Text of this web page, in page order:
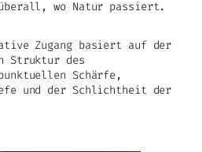
wo Natur passiert.
Zugang basiert auf der
Struktur des
Schärfe,
und der Schlichtheit der